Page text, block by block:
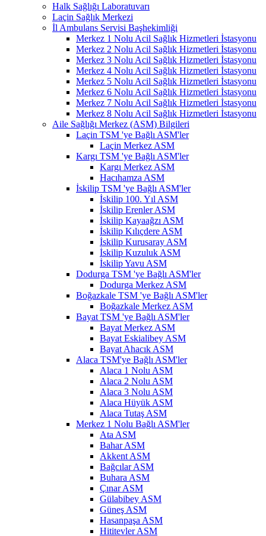
Halk Sağlığı Laboratuvarı
Laçin Sağlık Merkezi
İl Ambulans Servisi Başhekimliği
Merkez 1 Nolu Acil Sağlık Hizmetleri İstasyonu
Merkez 2 Nolu Acil Sağlık Hizmetleri İstasyonu
Merkez 3 Nolu Acil Sağlık Hizmetleri İstasyonu
Merkez 4 Nolu Acil Sağlık Hizmetleri İstasyonu
Merkez 5 Nolu Acil Sağlık Hizmetleri İstasyonu
Merkez 6 Nolu Acil Sağlık Hizmetleri İstasyonu
Merkez 7 Nolu Acil Sağlık Hizmetleri İstasyonu
Merkez 8 Nolu Acil Sağlık Hizmetleri İstasyonu
Aile Sağlığı Merkez (ASM) Bilgileri
Laçin TSM 'ye Bağlı ASM'ler
Laçin Merkez ASM
Kargı TSM 'ye Bağlı ASM'ler
Kargı Merkez ASM
Hacıhamza ASM
İskilip TSM 'ye Bağlı ASM'ler
İskilip 100. Yıl ASM
İskilip Erenler ASM
İskilip Kayaağzı ASM
İskilip Kılıçdere ASM
İskilip Kurusaray ASM
İskilip Kuzuluk ASM
İskilip Yavu ASM
Dodurga TSM 'ye Bağlı ASM'ler
Dodurga Merkez ASM
Boğazkale TSM 'ye Bağlı ASM'ler
Boğazkale Merkez ASM
Bayat TSM 'ye Bağlı ASM'ler
Bayat Merkez ASM
Bayat Eskialibey ASM
Bayat Ahacık ASM
Alaca TSM'ye Bağlı ASM'ler
Alaca 1 Nolu ASM
Alaca 2 Nolu ASM
Alaca 3 Nolu ASM
Alaca Hüyük ASM
Alaca Tutaş ASM
Merkez 1 Nolu Bağlı ASM'ler
Ata ASM
Bahar ASM
Akkent ASM
Bağcılar ASM
Buhara ASM
Çınar ASM
Gülabibey ASM
Güneş ASM
Hasanpaşa ASM
Hititevler ASM